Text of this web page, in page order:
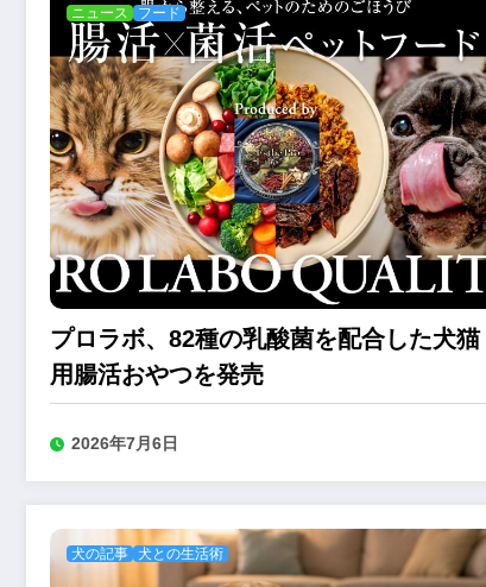
ニュース フード
プロラボ、82種の乳酸菌を配合した犬猫
用腸活おやつを発売
2026年7月6日
犬の記事 犬との生活術